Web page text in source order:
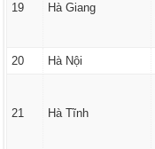
19 Hà Giang
20 Hà Nội
21 Hà Tĩnh